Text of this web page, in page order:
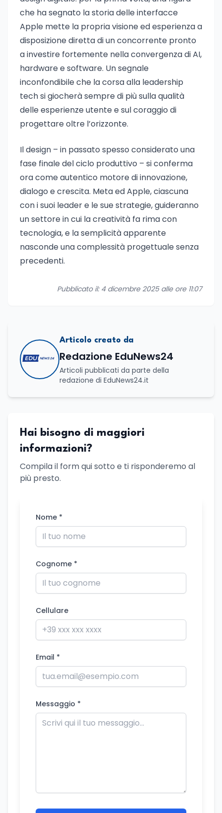
che ha segnato la storia delle interfacce
Apple mette la propria visione ed esperienza a
disposizione diretta di un concorrente pronto
a investire fortemente nella convergenza di AI,
hardware e software. Un segnale
inconfondibile che la corsa alla leadership
tech si giocherà sempre di più sulla qualità
delle esperienze utente e sul coraggio di
progettare oltre l’orizzonte.
Il design – in passato spesso considerato una
fase finale del ciclo produttivo – si conferma
ora come autentico motore di innovazione,
dialogo e crescita. Meta ed Apple, ciascuna
con i suoi leader e le sue strategie, guideranno
un settore in cui la creatività fa rima con
tecnologia, e la semplicità apparente
nasconde una complessità progettuale senza
precedenti.
Pubblicato il: 4 dicembre 2025 alle ore 11:07
Articolo creato da
Redazione EduNews24
Articoli pubblicati da parte della
redazione di EduNews24.it
Hai bisogno di maggiori
informazioni?
Compila il form qui sotto e ti risponderemo al
più presto.
Nome *
Cognome *
Cellulare
Email *
Messaggio *